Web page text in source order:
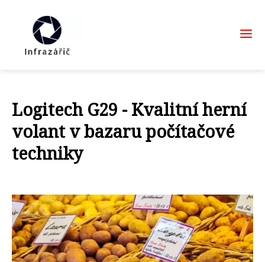
Logitech G29 - Kvalitní herní
volant v bazaru počítačové
techniky